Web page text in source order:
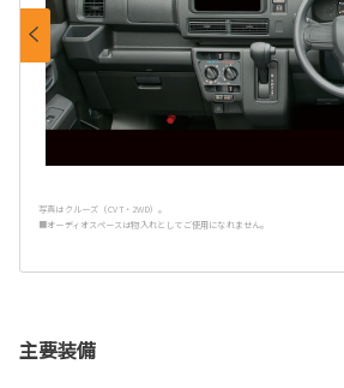
写真はクルーズ（CVT・2WD）。
■オーディオスペースは物入れとしてご使用になれません。
主要装備